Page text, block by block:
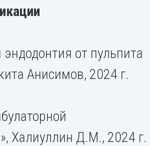
от пульпита
Анисимов, 2024 г.
Халиуллин Д.М., 2024 г.